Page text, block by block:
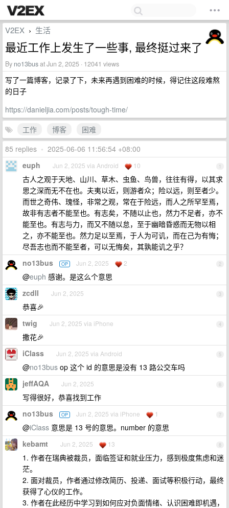
V2EX › 生活
最近工作上发生了一些事, 最终挺过来了
By no13busat Jun 2, 2025 · 12041 views
写了一篇博客，记录了下，未来再遇到困难的时候，得记住这段难熬
的日子
https://danieljia.com/posts/tough-time/
工作
博客
困难
85 replies • 2025-06-06 11:56:54 +08:00
1
euph Jun 2, 2025 via Android 10
古人之观于天地、山川、草木、虫鱼、鸟兽，往往有得，以其求
思之深而无不在也。夫夷以近，则游者众；险以远，则至者少。
而世之奇伟、瑰怪，非常之观，常在于险远，而人之所罕至焉，
故非有志者不能至也。有志矣，不随以止也，然力不足者，亦不
能至也。有志与力，而又不随以怠，至于幽暗昏惑而无物以相
之，亦不能至也。然力足以至焉，于人为可讥，而在己为有悔；
尽吾志也而不能至者，可以无悔矣，其孰能讥之乎？
2
no13bus OP Jun 2, 2025 2
@euph 感谢。是这么个意思
3
zcdll Jun 2, 2025
恭喜🎉
4
twig Jun 2, 2025 via iPhone
撒花🎉
5
iClass Jun 2, 2025 via Android
@no13bus op 这个 id 的意思是没有 13 路公交车吗
6
jeffAQA Jun 2, 2025
写得很好，恭喜找到工作
7
no13bus OP Jun 2, 2025 via iPhone 1
@iClass 意思是 13 号的意思。number 的意思
8
kebamt Jun 2, 2025 13
1. 作者在瑞典被裁员，面临签证和就业压力，感到极度焦虑和迷
茫。
2. 面对裁员，作者通过修改简历、投递、面试等积极行动，最终
获得了心仪的工作。
3. 作者在此经历中学习到如何应对负面情绪、认识困难即机遇，